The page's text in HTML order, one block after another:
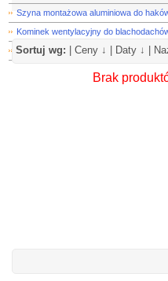
Szyna montażowa aluminiowa do
Kominek wentylacyjny do
Wkręty Nierdzewne
Sortuj wg: |Ceny ↓ Daty ↓
Brak